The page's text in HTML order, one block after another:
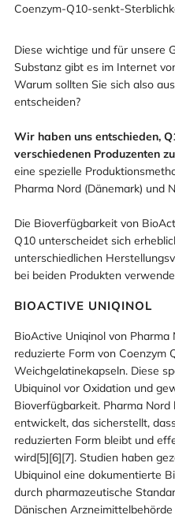
Coenzym-Q10-senkt-
Diese wichtige und für unsere
Substanz gibt es im Internet
Warum sollten Sie sich also
entscheiden?
Wir haben uns entschieden,
verschiedenen Produzenten
eine spezielle
Pharma Nord (Dänemark) und
Die Bioverfügbarkeit von
Q10 unterscheidet sich
unterschiedlichen
bei beiden Produkten
BIOACTIVE UNIQINOL
BioActive Uniqinol von Pharma
reduzierte Form von Coenzym
Weichgelatinekapseln. Diese
Ubiquinol vor Oxidation und
Bioverfügbarkeit. Pharma
entwickelt, das sicherstellt,
reduzierten Form bleibt und
wird[5][6][7]. Studien haben
Ubiquinol eine dokumentierte
durch pharmazeutische
Dänischen